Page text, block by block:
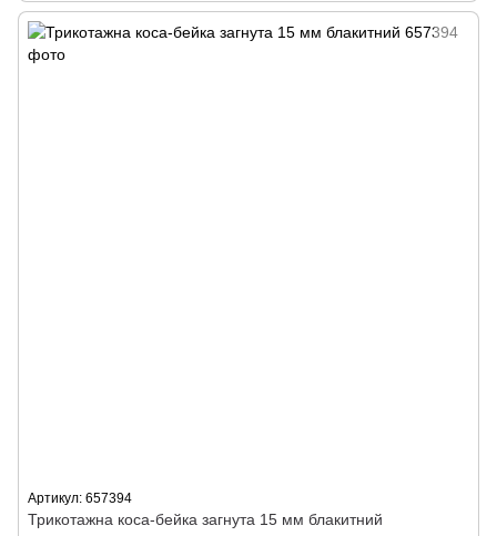
Артикул: 657394
Трикотажна коса-бейка загнута 15 мм блакитний